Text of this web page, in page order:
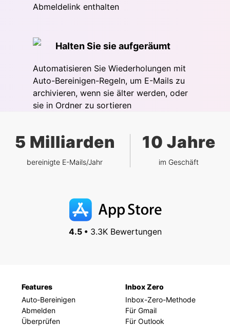
Abmeldelink enthalten
Halten Sie sie aufgeräumt
Automatisieren Sie Wiederholungen mit
Auto-Bereinigen-Regeln, um E-Mails zu
archivieren, wenn sie älter werden, oder
sie in Ordner zu sortieren
5 Milliarden
bereinigte E-Mails/Jahr
10 Jahre
im Geschäft
4.5 •3.3K Bewertungen
Features
Auto-Bereinigen
Abmelden
Überprüfen
Inbox Zero
Inbox-Zero-Methode
Für Gmail
Für Outlook